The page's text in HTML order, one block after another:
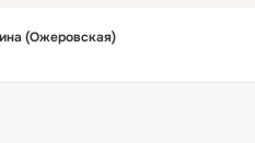
(Ожеровская)